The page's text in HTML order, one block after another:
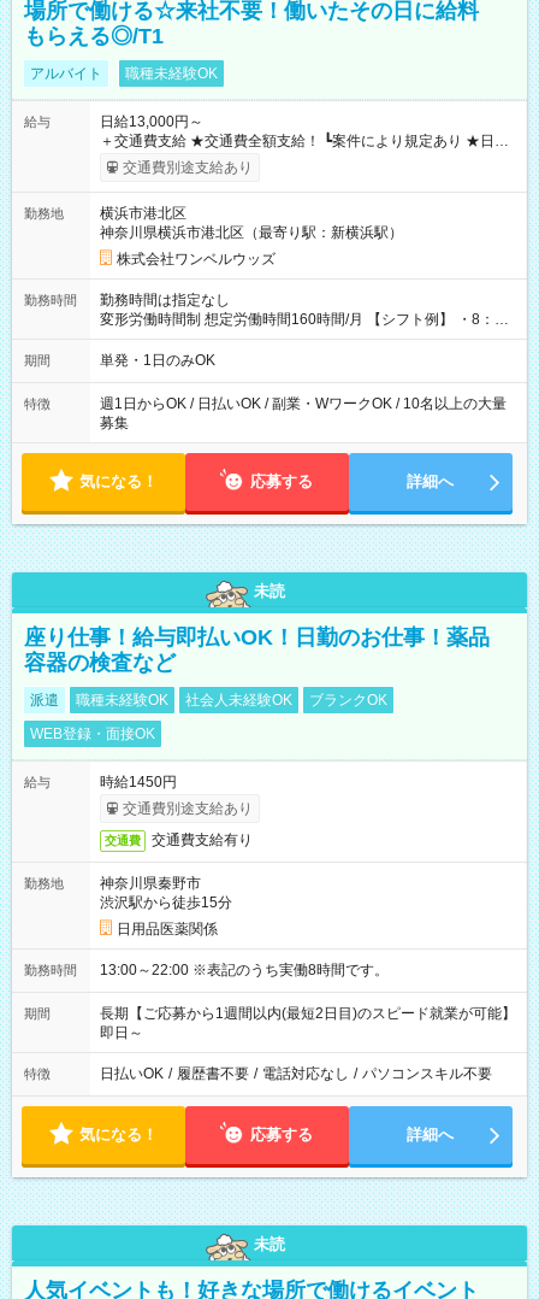
場所で働ける☆来社不要！働いたその日に給料
もらえる◎/T1
アルバイト 職種未経験OK
給与
日給13,000円～
＋交通費支給 ★交通費全額支給！ ┗案件により規定あり ★日払
いOK！（規定あり） ┗働いたその日に現金GET♪ お仕事後はコ
ンビニATMから 日払い分を引き落とせます！ 【試用期間】試
交通費別途支給あり
勤務地
横浜市港北区
神奈川県横浜市港北区（最寄り駅：新横浜駅）
株式会社ワンベルウッズ
勤務時間
勤務時間は指定なし
変形労働時間制 想定労働時間160時間/月 【シフト例】 ・8：00
～21：00
期間 単発・1日のみOK
特徴
週1日からOK / 日払いOK / 副業・WワークOK / 10名以上の大量
募集
気になる！ 応募する 詳細へ
未読
座り仕事！給与即払いOK！日勤のお仕事！薬品
容器の検査など
派遣 職種未経験OK 社会人未経験OK
ブランクOK
WEB登録・面接OK
給与
時給1450円
交通費別途支給あり
交通費 交通費支給有り
勤務地
神奈川県秦野市
渋沢駅から徒歩15分
日用品医薬関係
勤務時間 13:00～22:00 ※表記のうち実働8時間です。
期間
長期【ご応募から1週間以内(最短2日目)のスピード就業が可能】
即日～
特徴 日払いOK / 履歴書不要 / 電話対応なし / パソコンスキル不要
気になる！ 応募する 詳細へ
未読
人気イベントも！好きな場所で働けるイベント